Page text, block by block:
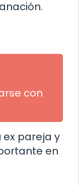
con
pareja y
en